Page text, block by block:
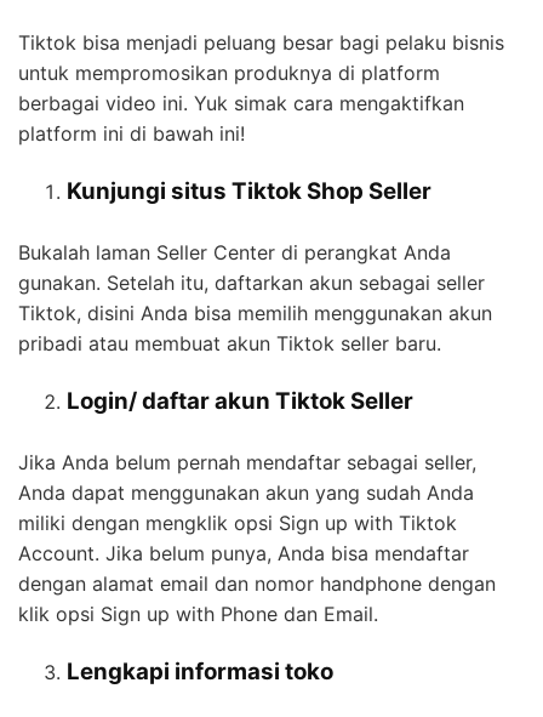
Tiktok bisa menjadi peluang besar bagi pelaku bisnis
untuk mempromosikan produknya di platform
berbagai video ini. Yuk simak cara mengaktifkan
platform ini di bawah ini!
Kunjungi situs Tiktok Shop Seller
Bukalah laman Seller Center di perangkat Anda
gunakan. Setelah itu, daftarkan akun sebagai seller
Tiktok, disini Anda bisa memilih menggunakan akun
pribadi atau membuat akun Tiktok seller baru.
Login/ daftar akun Tiktok Seller
Jika Anda belum pernah mendaftar sebagai seller,
Anda dapat menggunakan akun yang sudah Anda
miliki dengan mengklik opsi Sign up with Tiktok
Account. Jika belum punya, Anda bisa mendaftar
dengan alamat email dan nomor handphone dengan
klik opsi Sign up with Phone dan Email.
Lengkapi informasi toko